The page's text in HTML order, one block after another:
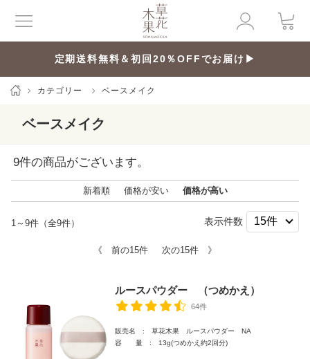
定期送料無料＆初回20％OFFでお届け▶
カテゴリー ベースメイク
ベースメイク
9件の商品がございます。
新着順 価格が安い 価格が高い
1～9件（全9件） 表示件数
《 前の15件 次の15件 》
ルースパウダー （つめかえ）
64件
販売名 : 草花木果 ルースパウダー NA
容 量 : 13g(つめかえ約2回分)